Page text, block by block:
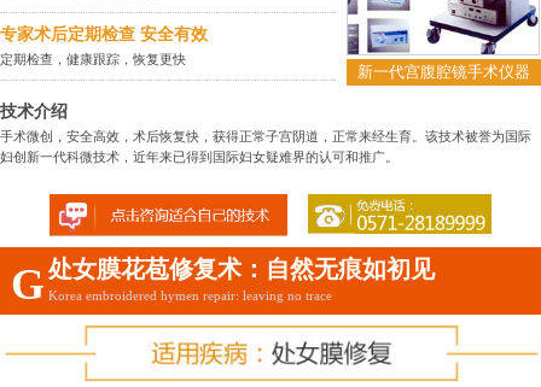
专家术后定期检查 安全有效
定期检查，健康跟踪，恢复更快
新一代宫腹腔镜手术仪器
技术介绍
手术微创，安全高效，术后恢复快，获得正常子宫阴道，正常来经生育。该技术被誉为国际
妇创新一代科微技术，近年来已得到国际妇女疑难界的认可和推广。
G 处女膜花苞修复术：自然无痕如初见
Korea embroidered hymen repair: leaving no trace